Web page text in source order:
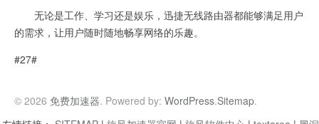
无论是工作、学习还是娱乐，迅捷无线路由器都能够满足用户
的需求，让用户随时随地畅享网络的乐趣。
#27#
© 2026 免费加速器. Powered by: WordPress.Sitemap.